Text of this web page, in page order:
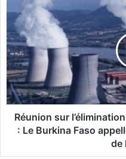
n
r
o
j
e
t
l
é
n
i
o
n
s
u
é
Réunion sur
: Le Burkina Faso
de